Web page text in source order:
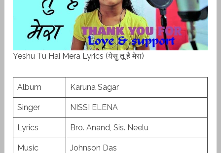
Yeshu Tu Hai Mera Lyrics (येसु तू है मेरा)
Album Karuna Sagar
Singer NISSI ELENA
Lyrics Bro. Anand, Sis. Neelu
Music Johnson Das